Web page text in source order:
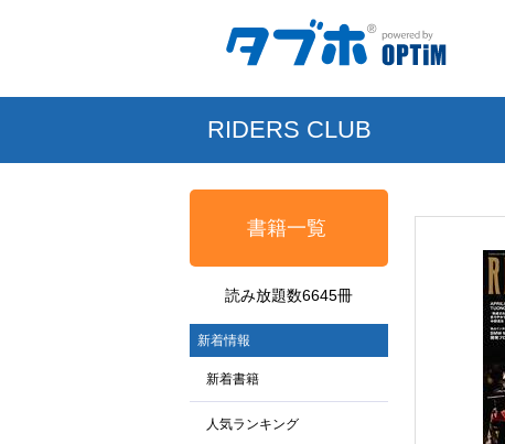
RIDERS CLUB
書籍一覧
読み放題数6645冊
新着情報
新着書籍
人気ランキング